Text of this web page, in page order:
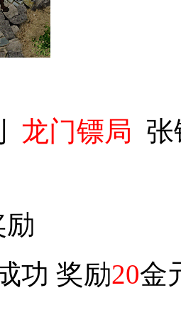
龙门镖局
功 奖励20金